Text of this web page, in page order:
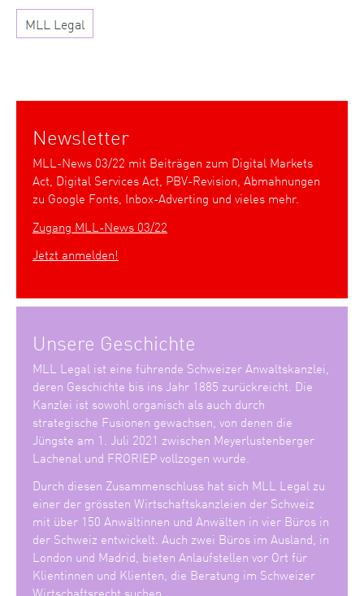
MLL Legal
Newsletter
MLL-News 03/22 mit Beiträgen zum Digital Markets
Act, Digital Services Act, PBV-Revision, Abmahnungen
zu Google Fonts, Inbox-Adverting und vieles mehr.
Zugang MLL-News 03/22
Jetzt anmelden!
Unsere Geschichte
MLL Legal ist eine führende Schweizer Anwaltskanzlei,
deren Geschichte bis ins Jahr 1885 zurückreicht. Die
Kanzlei ist sowohl organisch als auch durch
strategische Fusionen gewachsen, von denen die
Jüngste am 1. Juli 2021 zwischen Meyerlustenberger
Lachenal und FRORIEP vollzogen wurde.
Durch diesen Zusammenschluss hat sich MLL Legal zu
einer der grössten Wirtschaftskanzleien der Schweiz
mit über 150 Anwältinnen und Anwälten in vier Büros in
der Schweiz entwickelt. Auch zwei Büros im Ausland, in
London und Madrid, bieten Anlaufstellen vor Ort für
Klientinnen und Klienten, die Beratung im Schweizer